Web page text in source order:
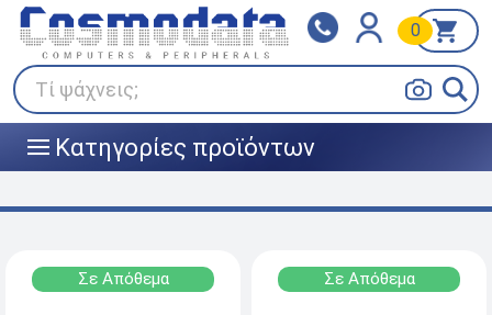
Τί ψάχνεις;
0
||| Κατηγορίες προϊόντων
Klarna
Πληρώστε σε 3
άτοκες δόσεις
BOX NOW
Σε Απόθεμα Σε Απόθεμα